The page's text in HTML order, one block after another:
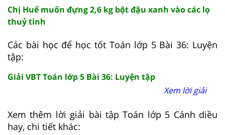
Chị Huế muốn đựng 2,6 kg bột đậu xanh vào các lọ
thuỷ tinh
Các bài học để học tốt Toán lớp 5 Bài 36: Luyện
tập:
Giải VBT Toán lớp 5 Bài 36: Luyện tập
Xem lời giải
Xem thêm lời giải bài tập Toán lớp 5 Cánh diều
hay, chi tiết khác: